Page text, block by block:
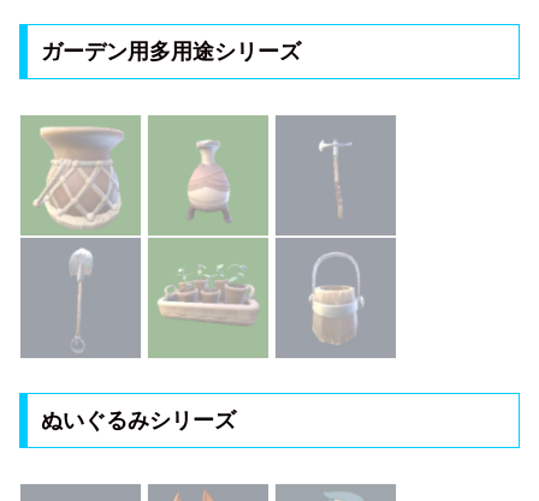
ガーデン用多用途シリーズ
ぬいぐるみシリーズ